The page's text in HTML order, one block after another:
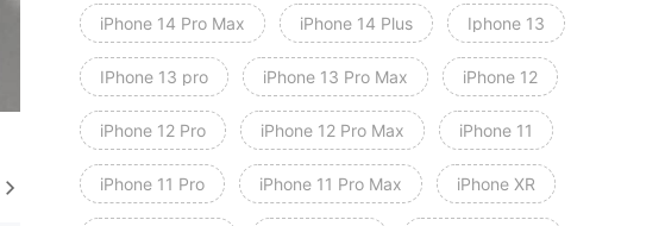
iPhone 14 Pro Max iPhone 14 Plus Iphone 13
IPhone 13 pro iPhone 13 Pro Max iPhone 12
iPhone 12 Pro iPhone 12 Pro Max iPhone 11
iPhone 11 Pro iPhone 11 Pro Max iPhone XR